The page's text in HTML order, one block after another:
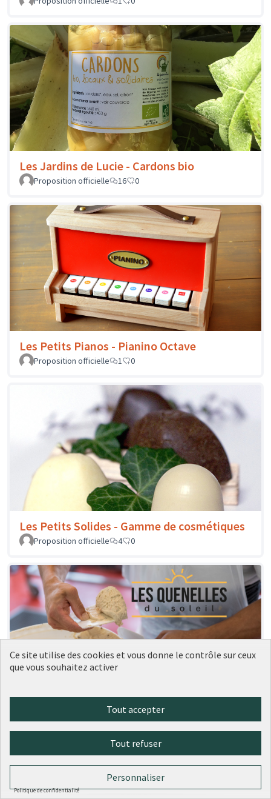
Les Jardins de Lucie - Cardons bio
Proposition officielle 16 0
Les Petits Pianos - Pianino Octave
Proposition officielle 1 0
Les Petits Solides - Gamme de cosmétiques
Proposition officielle 4 0
Les Quenelles du Soleil - Les Quenelles du
Soleil
Ce site utilise des cookies et vous donne le contrôle sur ceux
que vous souhaitez activer
Tout accepter
Tout refuser
Personnaliser
Politique de confidentialité